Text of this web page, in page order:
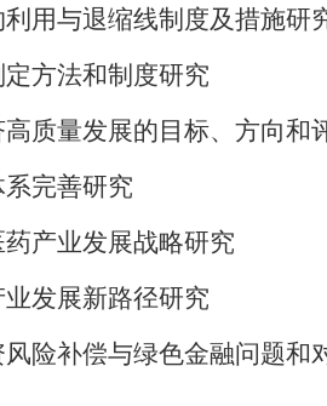
与退缩线制度及措施研
法和制度研究
量发展的目标、方向和
完善研究
业发展战略研究
展新路径研究
补偿与绿色金融问题和